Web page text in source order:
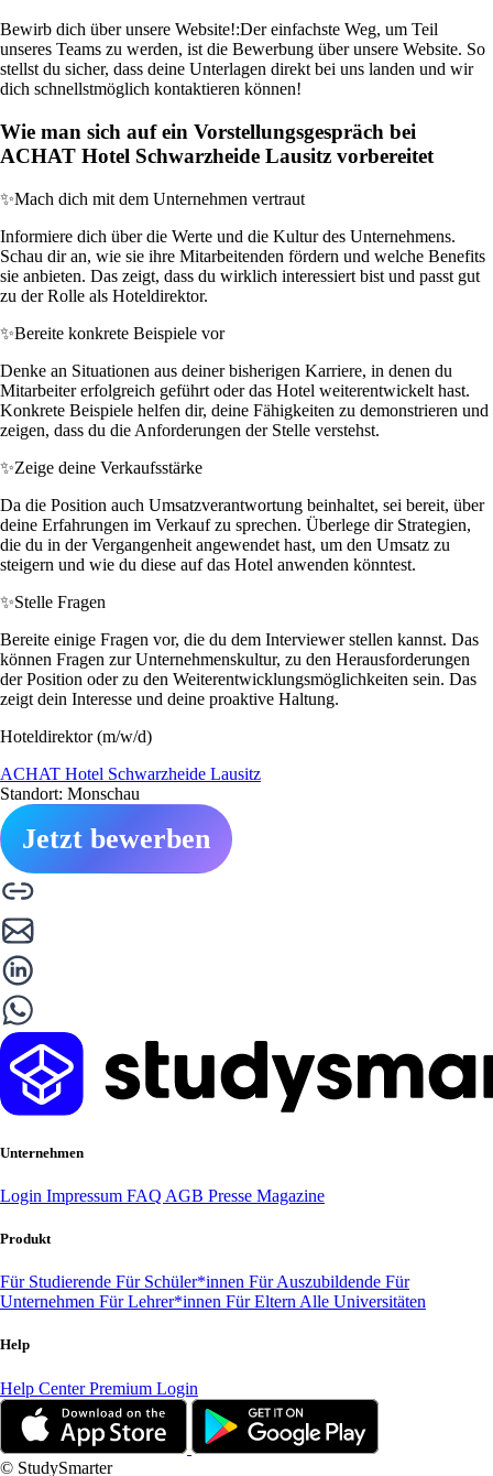
Bewirb dich über unsere Website!:Der einfachste Weg, um Teil
unseres Teams zu werden, ist die Bewerbung über unsere Website. So
stellst du sicher, dass deine Unterlagen direkt bei uns landen und wir
dich schnellstmöglich kontaktieren können!
Wie man sich auf ein Vorstellungsgespräch bei
ACHAT Hotel Schwarzheide Lausitz vorbereitet
✨Mach dich mit dem Unternehmen vertraut
Informiere dich über die Werte und die Kultur des Unternehmens.
Schau dir an, wie sie ihre Mitarbeitenden fördern und welche Benefits
sie anbieten. Das zeigt, dass du wirklich interessiert bist und passt gut
zu der Rolle als Hoteldirektor.
✨Bereite konkrete Beispiele vor
Denke an Situationen aus deiner bisherigen Karriere, in denen du
Mitarbeiter erfolgreich geführt oder das Hotel weiterentwickelt hast.
Konkrete Beispiele helfen dir, deine Fähigkeiten zu demonstrieren und
zeigen, dass du die Anforderungen der Stelle verstehst.
✨Zeige deine Verkaufsstärke
Da die Position auch Umsatzverantwortung beinhaltet, sei bereit, über
deine Erfahrungen im Verkauf zu sprechen. Überlege dir Strategien,
die du in der Vergangenheit angewendet hast, um den Umsatz zu
steigern und wie du diese auf das Hotel anwenden könntest.
✨Stelle Fragen
Bereite einige Fragen vor, die du dem Interviewer stellen kannst. Das
können Fragen zur Unternehmenskultur, zu den Herausforderungen
der Position oder zu den Weiterentwicklungsmöglichkeiten sein. Das
zeigt dein Interesse und deine proaktive Haltung.
Hoteldirektor (m/w/d)
ACHAT Hotel Schwarzheide Lausitz
Standort: Monschau
Jetzt bewerben
Unternehmen
Login Impressum FAQ AGB Presse Magazine
Produkt
Für Studierende Für Schüler*innen Für Auszubildende Für
Unternehmen Für Lehrer*innen Für Eltern Alle Universitäten
Help
Help CenterPremium Login
© StudySmarter